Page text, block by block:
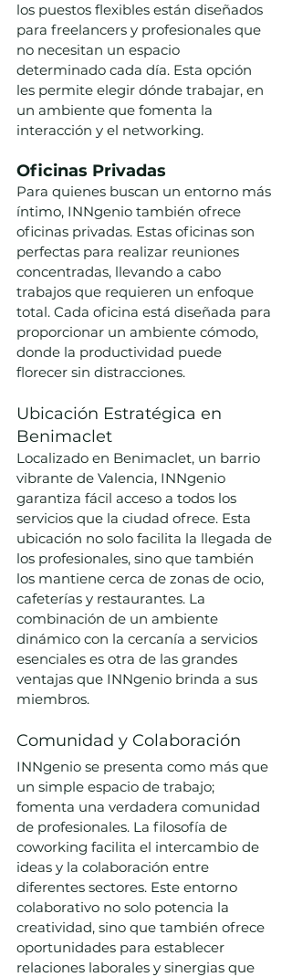
los puestos flexibles están diseñados
para freelancers y profesionales que
no necesitan un espacio
determinado cada día. Esta opción
les permite elegir dónde trabajar, en
un ambiente que fomenta la
interacción y el networking.
Oficinas Privadas
Para quienes buscan un entorno más
íntimo, INNgenio también ofrece
oficinas privadas. Estas oficinas son
perfectas para realizar reuniones
concentradas, llevando a cabo
trabajos que requieren un enfoque
total. Cada oficina está diseñada para
proporcionar un ambiente cómodo,
donde la productividad puede
florecer sin distracciones.
Ubicación Estratégica en
Benimaclet
Localizado en Benimaclet, un barrio
vibrante de Valencia, INNgenio
garantiza fácil acceso a todos los
servicios que la ciudad ofrece. Esta
ubicación no solo facilita la llegada de
los profesionales, sino que también
los mantiene cerca de zonas de ocio,
cafeterías y restaurantes. La
combinación de un ambiente
dinámico con la cercanía a servicios
esenciales es otra de las grandes
ventajas que INNgenio brinda a sus
miembros.
Comunidad y Colaboración
INNgenio se presenta como más que
un simple espacio de trabajo;
fomenta una verdadera comunidad
de profesionales. La filosofía de
coworking facilita el intercambio de
ideas y la colaboración entre
diferentes sectores. Este entorno
colaborativo no solo potencia la
creatividad, sino que también ofrece
oportunidades para establecer
relaciones laborales y sinergias que